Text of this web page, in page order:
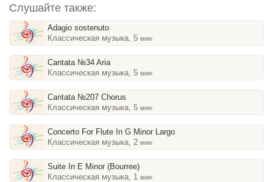
Слушайте также:
Adagio sostenuto
Классическая музыка, 5мин
Cantata №34 Aria
Классическая музыка, 5мин
Cantata №207 Chorus
Классическая музыка, 5мин
Concerto For Flute In G Minor Largo
Классическая музыка, 2мин
Suite In E Minor (Bourree)
Классическая музыка, 1мин